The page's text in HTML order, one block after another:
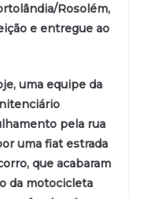
Rosolém,
e entregue ao
uma equipe da
pela rua
uma fiat estrada
que acabaram
da motocicleta